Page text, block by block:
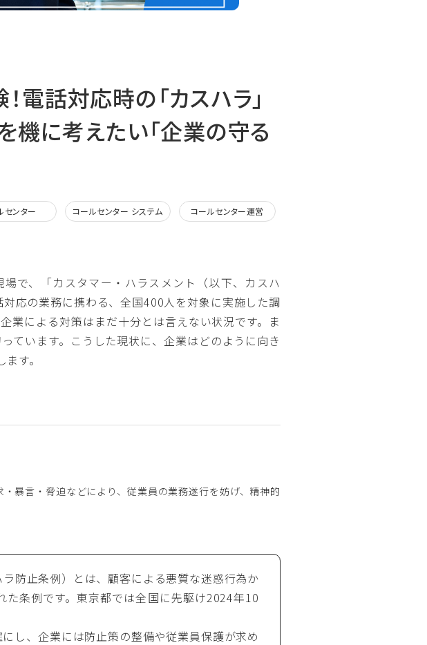
電話対応時の「カスハラ」
に考えたい「企業の守る
センター コールセンター システム コールセンター運営
で、「カスタマー・ハラスメント（以下、カスハ
応の業務に携わる、全国400人を対象に実施した調
業による対策はまだ十分とは言えない状況です。ま
ています。こうした現状に、企業はどのように向き
す。
暴言・脅迫などにより、従業員の業務遂行を妨げ、精神的
防止条例）とは、顧客による悪質な迷惑行為か
条例です。東京都では全国に先駆け2024年10
し、企業には防止策の整備や従業員保護が求め